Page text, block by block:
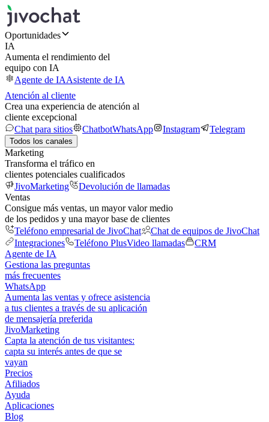
Oportunidades
IA
Aumenta el rendimiento del
equipo con IA
Agente de IAAsistente de IA
Atención al cliente
Crea una experiencia de atención al
cliente excepcional
Chat para sitios
ChatbotWhatsApp Instagram Telegram
Todos los canales
Marketing
Transforma el tráfico en
clientes potenciales cualificados
JivoMarketing
Devolución de llamadas
Ventas
Consigue más ventas, un mayor valor medio
de los pedidos y una mayor base de clientes
Teléfono empresarial de JivoChat
Chat de equipos de JivoChat
Integraciones
Teléfono PlusVideo llamadas
CRM
Agente de IA
Gestiona las preguntas
más frecuentes
WhatsApp
Aumenta las ventas y ofrece asistencia
a tus clientes a través de su aplicación
de mensajería preferida
JivoMarketing
Capta la atención de tus visitantes:
capta su interés antes de que se
vayan
Precios
Afiliados
Ayuda
Aplicaciones
Blog